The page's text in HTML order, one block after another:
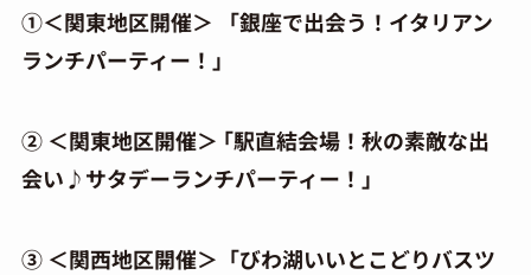
①＜関東地区開催＞ 「銀座で出会う！イタリアン
ランチパーティー！」
② ＜関東地区開催＞ ｢駅直結会場！秋の素敵な出
会い♪サタデーランチパーティー！」
③ ＜関西地区開催＞「びわ湖いいとこどりバスツ